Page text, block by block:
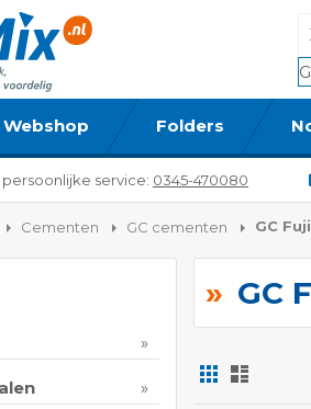
Webshop Folders
service: 0345-470080
Cementen GC cementen GC
GC
Foto-
tabel